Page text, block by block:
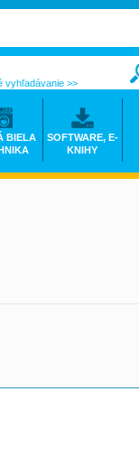
vyhľadávanie >>
BIELA
SOFTWARE, E-
KNIHY